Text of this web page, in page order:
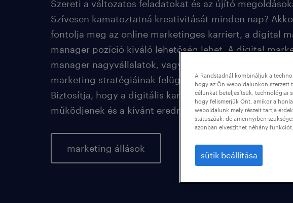
Szereti a változatos feladatokat és az újító
Szívesen kamatoztatná kreativitását minden nap?
fontolja meg az online marketinges karriert, a digital
manager pozíció kiváló lehetőség lehet. A digital
manager nagyvállalatok, vagy kisvállalkozások online
marketing stratégiáinak felügyeletéért és
Biztosítja, hogy a digitális kampányok
működjenek és a kívánt eredményeket hozzák.
marketing állások
A Randstadnál kombináljuk a
hogy az Ön weboldalunkon szerzett
célunkat beteljesítsük, technológiai
hogy felismerjük Önt, amikor a
weboldalunk mely részeit tartja
státuszúak, de amennyiben
azonban elveszíthet néhány
sütik beállítása